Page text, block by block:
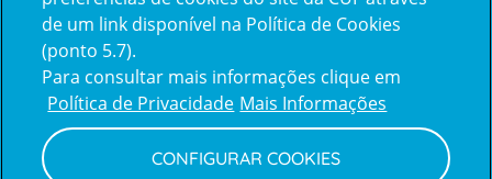
Reclamações
e
elogios
de um link disponível na Política de Cookies
(ponto 5.7).
Para consultar mais informações clique em
Política de Privacidade Mais Informações
CONFIGURAR COOKIES